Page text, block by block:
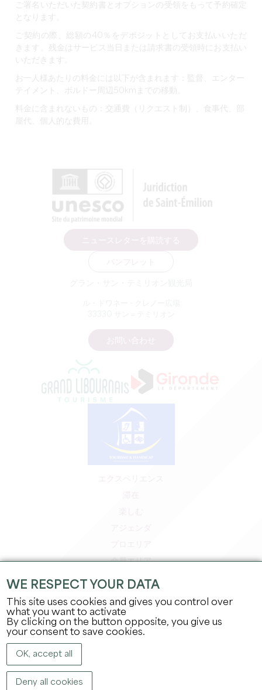
ご署名いただいた契約書とオプションの受領をもって予約確定
となります。
ご契約の際、総額の40％をデポジットとしてお支払いいただ
きます。残金はサービス当日または請求書の受領時にお支払い
いただきます。
お一人様あたりの料金には以下が含まれます：
監督、エンター
テイメント、ボルドー周辺50kmまでの移動。
料金に含まれないもの：
交通費（リクエスト制）、食事代、部
屋代、個人的な費用。
会員エリア
プレスエリア
法的情報
プライバシーポリシー
WE RESPECT YOUR DATA
This site uses cookies and gives you control over
what you want to activate
By clicking on the button opposite, you give us
your consent to save cookies.
OK, accept all
Deny all cookies